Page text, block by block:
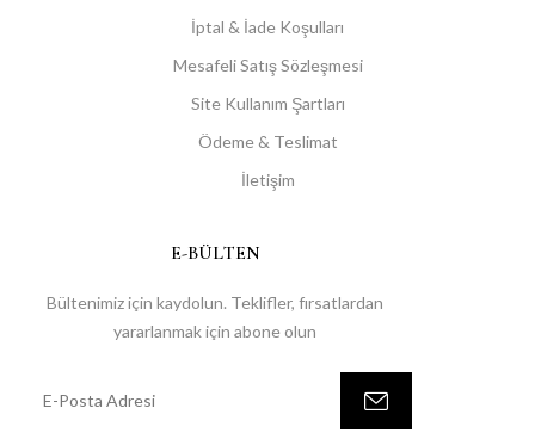
İptal & İade Koşulları
Mesafeli Satış Sözleşmesi
Site Kullanım Şartları
Ödeme & Teslimat
İletişim
E-BÜLTEN
Bültenimiz için kaydolun. Teklifler, fırsatlardan
yararlanmak için abone olun